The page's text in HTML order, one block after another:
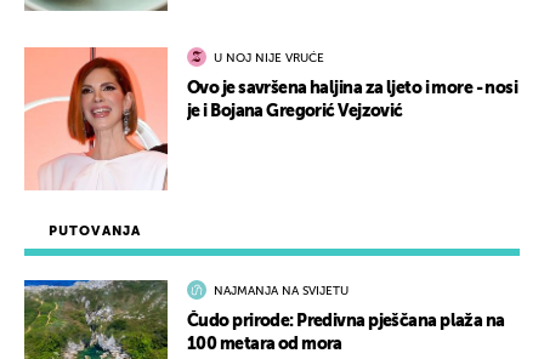
PUTOVANJA
NAJMANJA NA SVIJETU
Čudo prirode: Predivna pješčana plaža na
100 metara od mora
U NOJ NIJE VRUĆE
Ovo je savršena haljina za ljeto i more - nosi
je i Bojana Gregorić Vejzović